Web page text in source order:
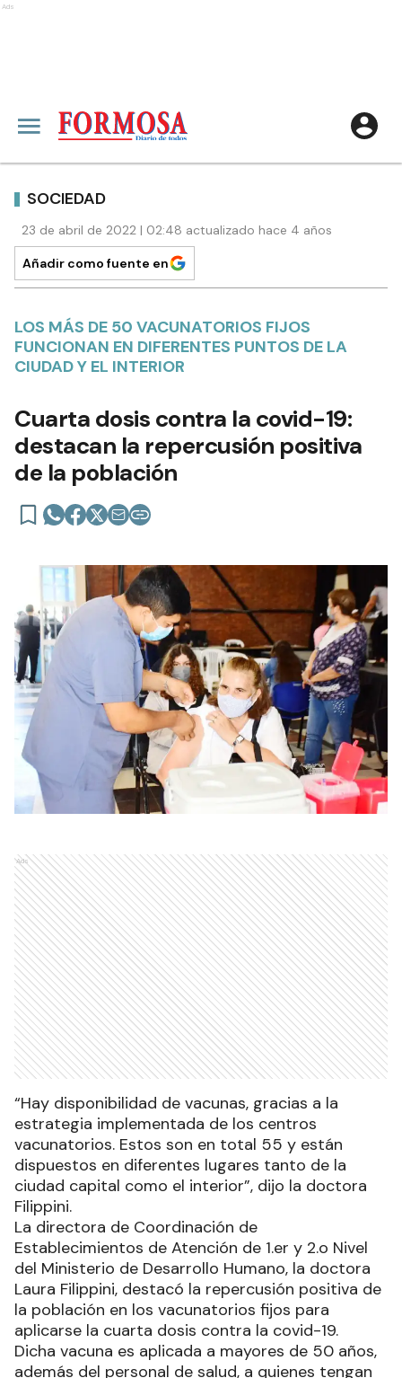
Ads
SOCIEDAD
23 de abril de 2022 | 02:48 actualizado hace 4 años
Añadir como fuente en
LOS MÁS DE 50 VACUNATORIOS FIJOS
FUNCIONAN EN DIFERENTES PUNTOS DE LA
CIUDAD Y EL INTERIOR
Cuarta dosis contra la covid-19:
destacan la repercusión positiva
de la población
Ads
“Hay disponibilidad de vacunas, gracias a la
estrategia implementada de los centros
vacunatorios. Estos son en total 55 y están
dispuestos en diferentes lugares tanto de la
ciudad capital como el interior”, dijo la doctora
Filippini.
La directora de Coordinación de
Establecimientos de Atención de 1.er y 2.o Nivel
del Ministerio de Desarrollo Humano, la doctora
Laura Filippini, destacó la repercusión positiva de
la población en los vacunatorios fijos para
aplicarse la cuarta dosis contra la covid-19.
Dicha vacuna es aplicada a mayores de 50 años,
además del personal de salud, a quienes tengan